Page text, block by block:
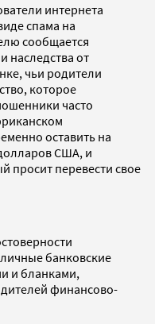
интернета
спама на
сообщается
наследства от
чьи родители
которое
часто
оставить на
США, и
просит перевести свое
банковские
и бланками,
финансово-